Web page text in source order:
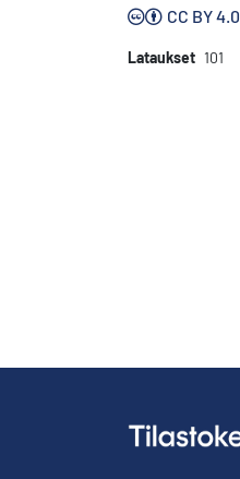
CC BY 4.0
Lataukset 101